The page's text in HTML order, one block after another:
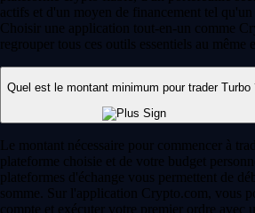
l'ajout des actions et des marchés de
L'interface reste fluide et très intuitive. »
-Utilisateur vérifié